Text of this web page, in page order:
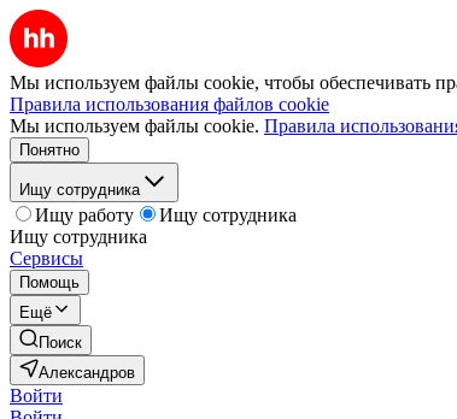
Мы используем файлы cookie, чтобы обеспечивать
Правила использования файлов cookie
Мы используем файлы cookie. Правила
Понятно
Ищу сотрудника
Ищу работу
Ищу сотрудника
Ищу сотрудника
Сервисы
Помощь
Ещё
Поиск
Александров
Войти